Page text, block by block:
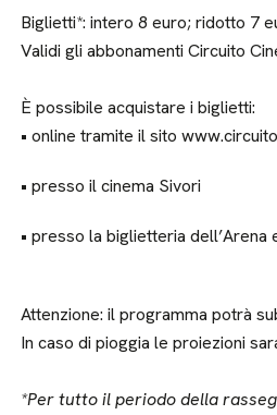
Biglietti*: intero 8 euro; ridotto 7
Validi gli abbonamenti Circuito
È possibile acquistare i biglietti:
• online tramite il sito
• presso il cinema Sivori
• presso la biglietteria
Attenzione: il programma potrà
In caso di pioggia le proiezioni
*Per tutto il periodo della